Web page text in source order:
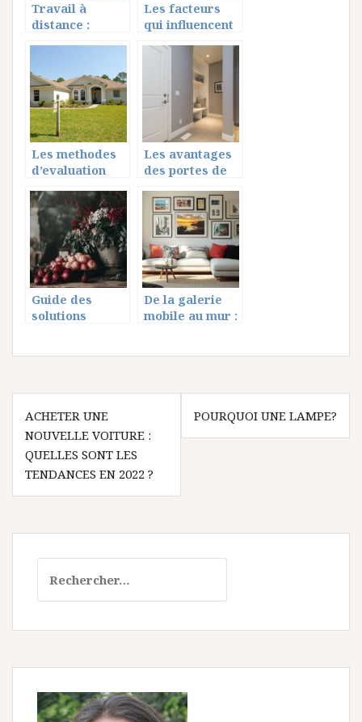
Travail à
distance :
Les facteurs
qui influencent
bien immobilier
Les methodes
d’evaluation
Comprendre
les approches
courantes
Les avantages
des portes de
battantes sur
mesure
Guide des
solutions
De la galerie
mobile au mur :
Navigation
de
l’article
ACHETER UNE
NOUVELLE VOITURE :
QUELLES SONT LES
TENDANCES EN 2022 ?
POURQUOI UNE LAMPE?